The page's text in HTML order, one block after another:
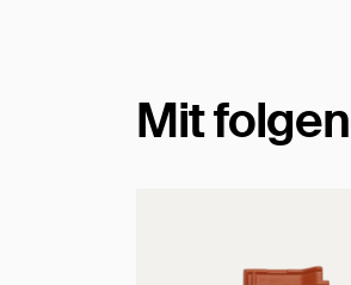
Mit